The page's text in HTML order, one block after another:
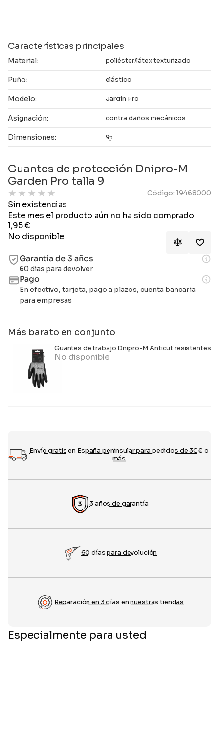
Características principales
Material: poliéster/látex texturizado
Puño: elástico
Modelo: Jardín Pro
Asignación: contra daños mecánicos
Dimensiones: 9р
Guantes de protección Dnipro-M
Garden Pro talla 9
★ ★ ★ ★ ★ Código: 19468000
Sin existencias
Este mes el producto aún no ha sido comprado
1,95€
No disponible
Garantía de 3 años
60 días para devolver
Pago
En efectivo, tarjeta, pago a plazos, cuenta bancaria
para empresas
Más barato en conjunto
Guantes de trabajo Dnipro-M Anticut resistentes a
No disponible
Envío gratis en España peninsular para pedidos de 30€ o
más
3 años de garantía
60 días para devolución
Reparación en 3 días en nuestras tiendas
Especialmente para usted